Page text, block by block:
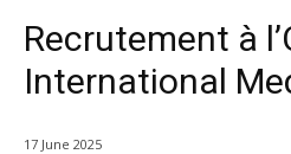
Recrutement à
International
17 June 2025